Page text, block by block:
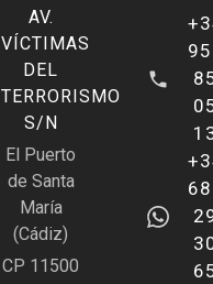
AV.
VÍCTIMAS
DEL
TERRORISMO
S/N
El Puerto
de Santa
María
(Cádiz)
CP 11500